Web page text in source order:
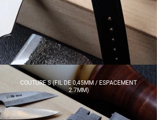
COUTURE S (FIL DE 0,45MM / ESPACEMENT
2.7MM)​